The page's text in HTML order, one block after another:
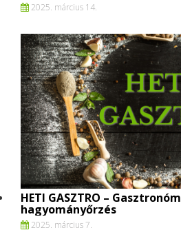
2025. március 14.
HETI GASZTRO –
hagyományőrzés
2025. március 7.